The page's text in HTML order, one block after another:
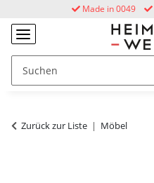
Made in 0049
Zurück zur Liste Möbel